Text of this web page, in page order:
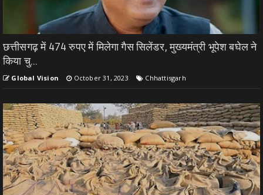
छत्तीसगढ़ में 474 रुपए में मिलेगा गैस सिलेंडर, मुख्यमंत्री भूपेश बघेल ने
किया चु...
Global Vision October 31, 2023 Chhattisgarh